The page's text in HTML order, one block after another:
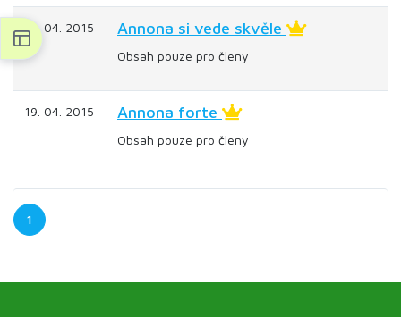
19. 04. 2015 Annona si vede skvěle
Obsah pouze pro členy
19. 04. 2015 Annona forte
Obsah pouze pro členy
1